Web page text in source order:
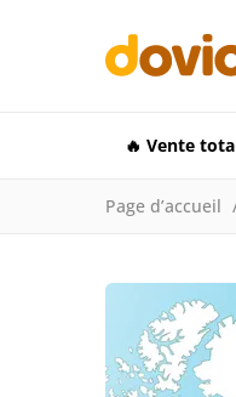
🔥 Vente
Page d’accueil